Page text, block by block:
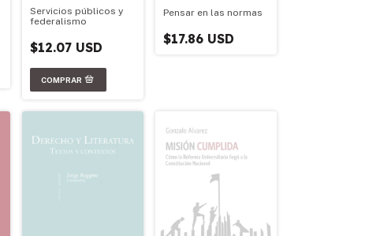
Servicios públicos y
federalismo
$12.07 USD
Pensar en las normas
$17.86 USD